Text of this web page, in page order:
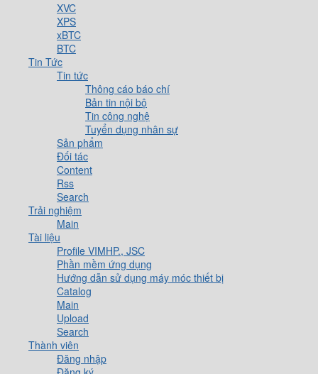
XVC
XPS
xBTC
BTC
Tin Tức
Tin tức
Thông cáo báo chí
Bản tin nội bộ
Tin công nghệ
Tuyển dụng nhân sự
Sản phẩm
Đối tác
Content
Rss
Search
Trải nghiệm
Main
Tài liệu
Profile VIMHP., JSC
Phần mềm ứng dụng
Hướng dẫn sử dụng máy móc thiết bị
Catalog
Main
Upload
Search
Thành viên
Đăng nhập